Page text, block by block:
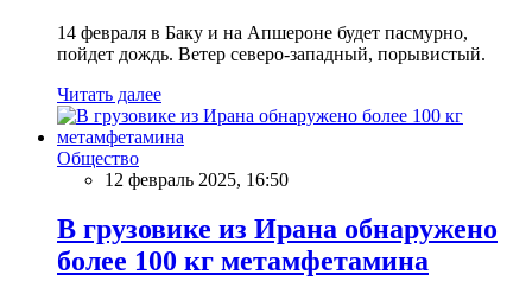
14 февраля в Баку и на Апшероне будет пасмурно,
пойдет дождь. Ветер северо-западный, порывистый.
Читать далее
Общество
12 февраль 2025, 16:50
В грузовике из Ирана обнаружено
более 100 кг метамфетамина